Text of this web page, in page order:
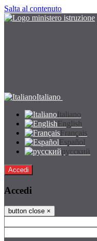
Salta al contenuto
Italiano
Italiano
English
Français
Español
русский
Accedi
Accedi
button close ×